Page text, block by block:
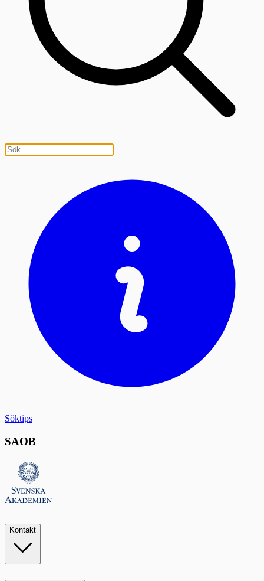
Söktips
SAOB
Kontakt